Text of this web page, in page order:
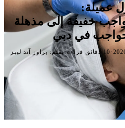
عميلة:
خفيفة إلى مذهلة
في دبي
·10 دقائق قراءة ·بقلم: براوز آند ليبز